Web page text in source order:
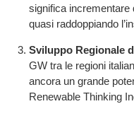
significa incrementare
quasi raddoppiando
Sviluppo Regionale
GW tra le regioni
ancora un grande
Renewable Thinking